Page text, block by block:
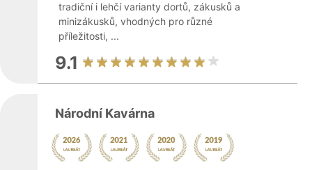
tradiční i lehčí varianty dortů, zákusků a
minizákusků, vhodných pro různé
příležitosti, ...
9.1
Národní Kavárna